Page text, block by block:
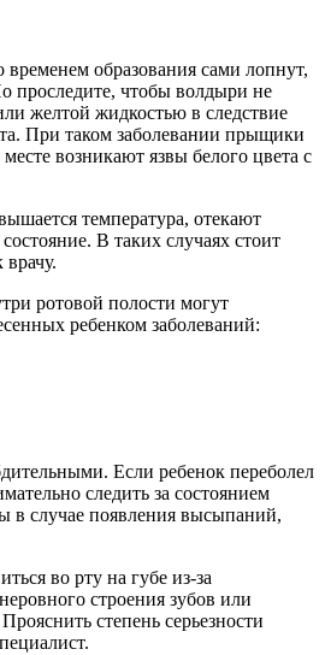
образования сами лопнут,
проследите, чтобы волдыри не
желтой жидкостью в следствие
При таком заболевании прыщики
возникают язвы белого цвета с
температура, отекают
В таких случаях стоит
врачу.
ротовой полости могут
ребенком заболеваний:
Если ребенок переболел
следить за состоянием
в случае появления высыпаний,
во рту на губе из-за
строения зубов или
степень серьезности